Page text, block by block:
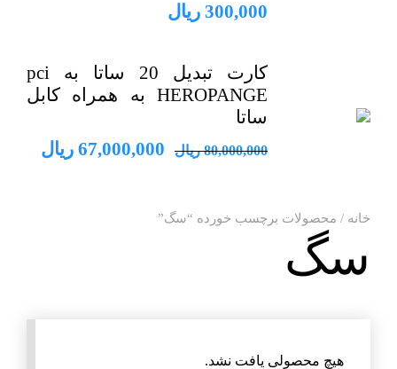
خانه / محصولات برچسب خورده “سگ”
سگ
هیچ محصولی یافت نشد.
300,000 ریال
کارت تبدیل 20 ساتا به pci
HEROPANGE به همراه کابل
ساتا
80,000,000 ریال
قیمت
67,000,000 ریال